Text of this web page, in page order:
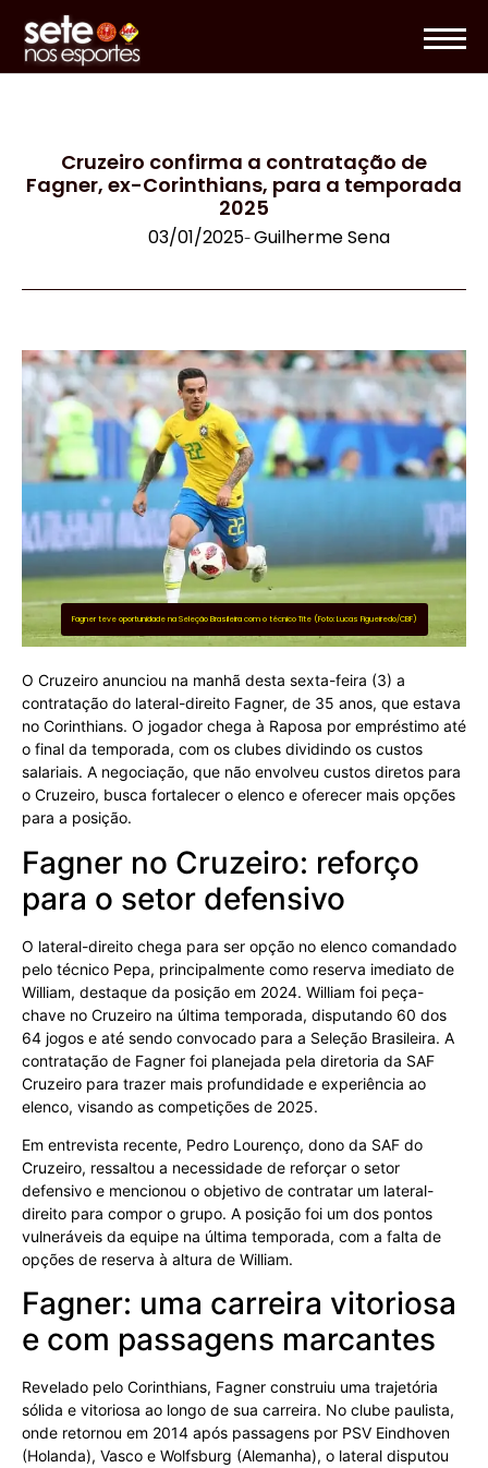
Cruzeiro confirma a contratação de
Fagner, ex-Corinthians, para a temporada
2025
03/01/2025-Guilherme Sena
Fagner teve oportunidade na Seleção Brasileira com o técnico Tite (Foto: Lucas Figueiredo/CBF)
O Cruzeiro anunciou na manhã desta sexta-feira (3) a
contratação do lateral-direito Fagner, de 35 anos, que estava
no Corinthians. O jogador chega à Raposa por empréstimo até
o final da temporada, com os clubes dividindo os custos
salariais. A negociação, que não envolveu custos diretos para
o Cruzeiro, busca fortalecer o elenco e oferecer mais opções
para a posição.
Fagner no Cruzeiro: reforço
para o setor defensivo
O lateral-direito chega para ser opção no elenco comandado
pelo técnico Pepa, principalmente como reserva imediato de
William, destaque da posição em 2024. William foi peça-
chave no Cruzeiro na última temporada, disputando 60 dos
64 jogos e até sendo convocado para a Seleção Brasileira. A
contratação de Fagner foi planejada pela diretoria da SAF
Cruzeiro para trazer mais profundidade e experiência ao
elenco, visando as competições de 2025.
Em entrevista recente, Pedro Lourenço, dono da SAF do
Cruzeiro, ressaltou a necessidade de reforçar o setor
defensivo e mencionou o objetivo de contratar um lateral-
direito para compor o grupo. A posição foi um dos pontos
vulneráveis da equipe na última temporada, com a falta de
opções de reserva à altura de William.
Fagner: uma carreira vitoriosa
e com passagens marcantes
Revelado pelo Corinthians, Fagner construiu uma trajetória
sólida e vitoriosa ao longo de sua carreira. No clube paulista,
onde retornou em 2014 após passagens por PSV Eindhoven
(Holanda), Vasco e Wolfsburg (Alemanha), o lateral disputou